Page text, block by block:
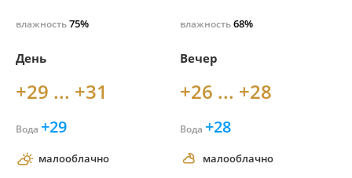
влажность75% влажность68%
День
+29 ... +31
Вода +29
малооблачно
Вечер
+26 ... +28
Вода +28
малооблачно